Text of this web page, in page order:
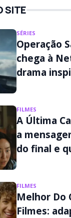
SITE
SÉRIES
Operação
chega à
drama
FILMES
A Última
a
do final e
FILMES
Melhor Do
Filmes: